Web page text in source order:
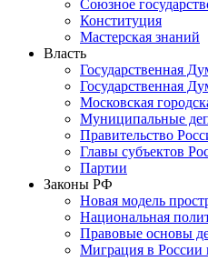
Союзное
Конституция
Мастерская знаний
Власть
Государственная
Государственная
Московская
Муниципальные
Правительство
Главы субъектов
Партии
Законы РФ
Новая модель
Национальная
Правовые основы
Миграция в России